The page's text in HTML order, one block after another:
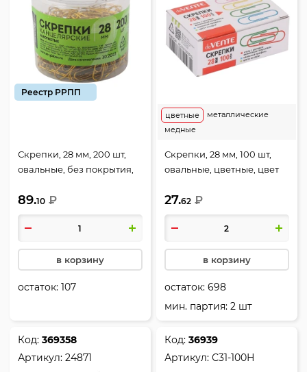
Реестр РРПП
Скрепки, 28 мм, 200 шт,
овальные, без покрытия,
тубус, Globus, С28-200З
89.10 ₽
в корзину
остаток:107
металлические
медные
цветные
Скрепки, 28 мм, 100 шт,
овальные, цветные, цвет
коробка, deVENTE,
4135324
27.62 ₽
в корзину
остаток:698
мин. партия: 2 шт
Код:369358
Артикул:24871
Код:36939
Артикул:С31-100Н